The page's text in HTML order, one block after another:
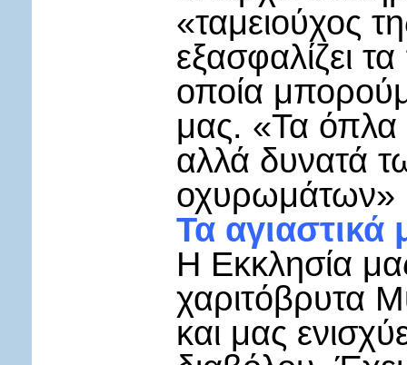
«ταμειούχος
εξασφαλίζει
οποία
μας. «Τα όπλα
αλλά δυνατά
οχυρωμάτων»
Τα αγιαστικά
Η Εκκλησία
χαριτόβρυτα
και μας